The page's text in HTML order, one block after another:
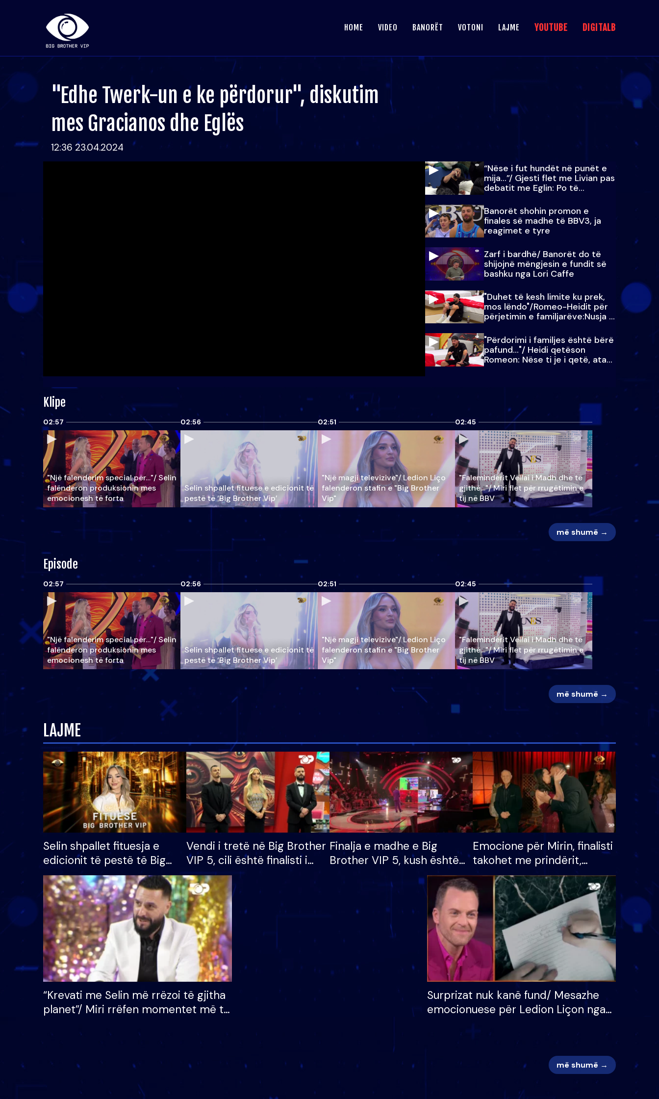
HOME VIDEO BANORËT VOTONI LAJME YOUTUBE DIGITALB
"Edhe Twerk-un e ke përdorur", diskutim
mes Gracianos dhe Eglës
12:36 23.04.2024
“Nëse i fut hundët në punët e
mija…”/ Gjesti flet me Livian pas
debatit me Eglin: Po të
paralajmëroj
Banorët shohin promon e
finales së madhe të BBV3, ja
reagimet e tyre
Zarf i bardhë/ Banorët do të
shijojnë mëngjesin e fundit së
bashku nga Lori Caffe
"Duhet të kesh limite ku prek,
mos lëndo"/Romeo-Heidit për
përjetimin e familjarëve:Nusja e
Julit…
"Përdorimi i familjes është bërë
pafund…"/ Heidi qetëson
Romeon: Nëse ti je i qetë, ata
qetësohen
Klipe
02:57
"Një falenderim special për…"/ Selin
falënderon produksionin mes
emocionesh të forta
02:56
Selin shpallet fituese e edicionit të
pestë të ‘Big Brother Vip’
02:51
"Një magji televizive"/ Ledion Liço
falenderon stafin e "Big Brother
Vip"
02:45
"Faleminderit Vëllai i Madh dhe të
gjithë…"/ Miri flet për rrugëtimin e
tij në BBV
më shumë →
Episode
02:57
"Një falenderim special për…"/ Selin
falënderon produksionin mes
emocionesh të forta
02:56
Selin shpallet fituese e edicionit të
pestë të ‘Big Brother Vip’
02:51
"Një magji televizive"/ Ledion Liço
falenderon stafin e "Big Brother
Vip"
02:45
"Faleminderit Vëllai i Madh dhe të
gjithë…"/ Miri flet për rrugëtimin e
tij në BBV
më shumë →
LAJME
Selin shpallet fituesja e
edicionit të pestë të Big
Brother VIP, rrëmben
çmimin e madh prej 100
mijë eurosh
Vendi i tretë në Big Brother
VIP 5, cili është finalisti i
radhës që lë shtëpinë
Finalja e madhe e Big
Brother VIP 5, kush është
banori i parë që lë shtëpinë
dhe humb mundësinë për
të fituar çmimin e madh
Emocione për Mirin, finalisti
takohet me prindërit,
vajzën dhe bashkëshorten:
S’kemi ndonjë letër divorci
apo jo?
“Krevati me Selin më rrëzoi të gjitha
planet”/ Miri rrëfen momentet më të
mungojë zilja e mëngjesit kur…
Surprizat nuk kanë fund/ Mesazhe
emocionuese për Ledion Liçon nga
më shumë →